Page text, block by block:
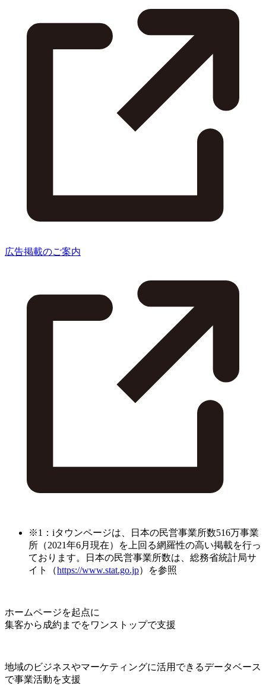
広告掲載のご案内
※1：iタウンページは、日本の民営事業所数516万事業
所（2021年6月現在）を上回る網羅性の高い掲載を行っ
ております。日本の民営事業所数は、総務省統計局サ
イト（https://www.stat.go.jp）を参照
ホームページを起点に
集客から成約までをワンストップで支援
地域のビジネスやマーケティングに活用できるデータベース
で事業活動を支援